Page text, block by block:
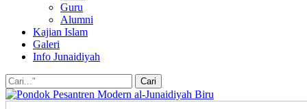
Guru
Alumni
Kajian Islam
Galeri
Info Junaidiyah